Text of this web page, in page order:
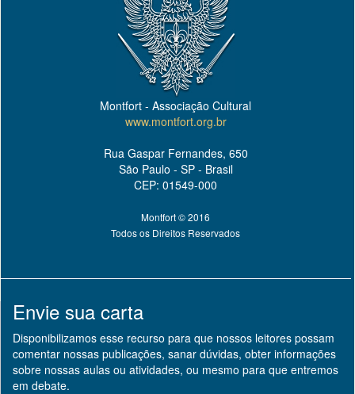
Montfort - Associação Cultural
www.montfort.org.br
Rua Gaspar Fernandes, 650
São Paulo - SP - Brasil
CEP: 01549-000
Montfort © 2016
Todos os Direitos Reservados
Envie sua carta
Disponibilizamos esse recurso para que nossos leitores possam
comentar nossas publicações, sanar dúvidas, obter informações
sobre nossas aulas ou atividades, ou mesmo para que entremos
em debate.